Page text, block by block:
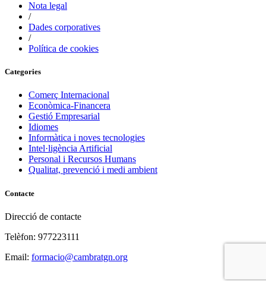
Nota legal
/
Dades corporatives
/
Política de cookies
Categories
Comerç Internacional
Econòmica-Financera
Gestió Empresarial
Idiomes
Informàtica i noves tecnologies
Intel·ligència Artificial
Personal i Recursos Humans
Qualitat, prevenció i medi ambient
Contacte
Direcció de contacte
Telèfon: 977223111
Email: formacio@cambratgn.org